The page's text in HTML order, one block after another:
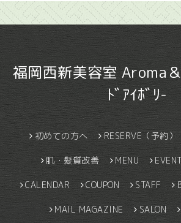
福岡西新美容室 Aroma
ﾄﾞｱｲﾎﾞﾘ-
初めての方へ RESERVE（予約）
肌・髪質改善 MENU EVENT
CALENDAR COUPON STAFF
MAIL MAGAZINE SALON